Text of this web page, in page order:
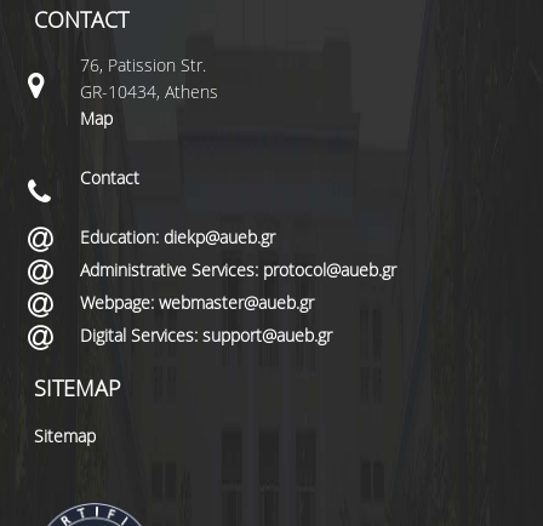
CONTACT
76, Patission Str.
GR-10434, Athens
Map
Contact
Education: diekp@aueb.gr
Administrative Services: protocol@aueb.gr
Webpage: webmaster@aueb.gr
Digital Services: support@aueb.gr
SITEMAP
Sitemap